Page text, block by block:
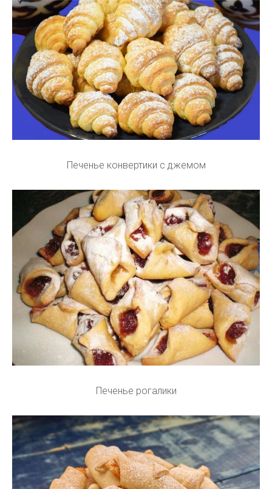
Печенье конвертики с джемом
Печенье рогалики